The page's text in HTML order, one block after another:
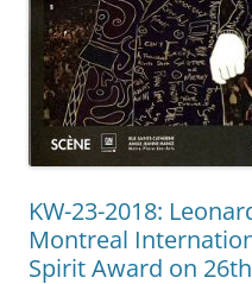
KW-23-2018:
Montreal
Spirit Award on